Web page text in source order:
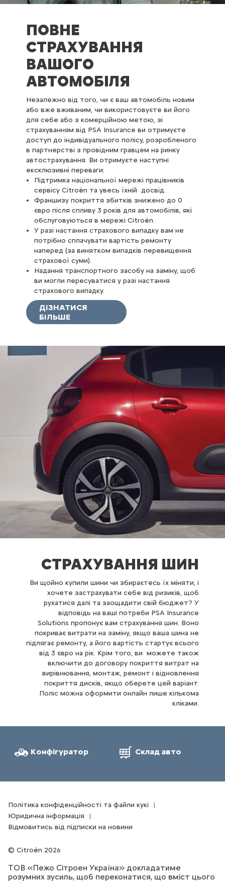
ПОВНЕ
СТРАХУВАННЯ
ВАШОГО
АВТОМОБІЛЯ
Незалежно від того, чи є ваш автомобіль новим
або вже вживаним, чи використовуєте ви його
для себе або з комерційною метою, зі
страхуванням від PSA Insurance ви отримуєте
доступ до індивідуального полісу, розробленого
в партнерстві з провідним гравцем на ринку
автострахування. Ви отримуєте наступні
ексклюзивні переваги:
Підтримка національної мережі працівників
сервісу Citroën та увесь їхній досвід.
Франшизу покриття збитків знижено до 0
євро після спливу 3 років для автомобілів, які
обслуговуються в мережі Citroën.
У разі настання страхового випадку вам не
потрібно сплачувати вартість ремонту
наперед (за винятком випадків перевищення
страхової суми).
Надання транспортного засобу на заміну, щоб
ви могли пересуватися у разі настання
страхового випадку.
ДІЗНАТИСЯ
БІЛЬШЕ
СТРАХУВАННЯ ШИН
Ви щойно купили шини чи збираєтесь їх міняти, і
хочете застрахувати себе від ризиків, щоб
рухатися далі та заощадити свій бюджет? У
відповідь на ваші потреби PSA Insurance
Solutions пропонує вам страхування шин. Воно
покриває витрати на заміну, якщо ваша шина не
підлягає ремонту, а його вартість стартує всього
від 3 євро на рік. Крім того, ви можете також
включити до договору покриття витрат на
вирівнювання, монтаж, ремонт і відновлення
покриття дисків, якщо оберете цей варіант.
Поліс можна оформити онлайн лише кількома
кліками.
Конфігуратор Склад авто
Citroën 2026
Політика конфіденційності та файли кукі
Юридична інформація
Відмовитись від підписки на новини
ТОВ «Пежо Сітроен Україна» докладатиме
розумних зусиль, щоб переконатися, що вміст цього